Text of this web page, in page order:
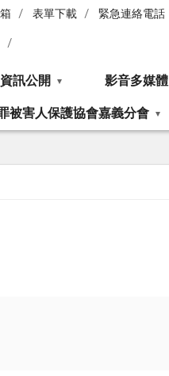
表單下載 緊急連絡電話
資訊公開 影音多媒體
被害人保護協會嘉義分會